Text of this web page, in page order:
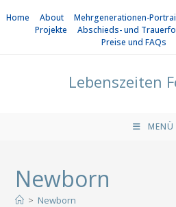
Home About Mehrgenerationen-
Projekte
Abschieds- und
Preise und FAQs
Lebenszeiten
MENÜ
Newborn
> Newborn